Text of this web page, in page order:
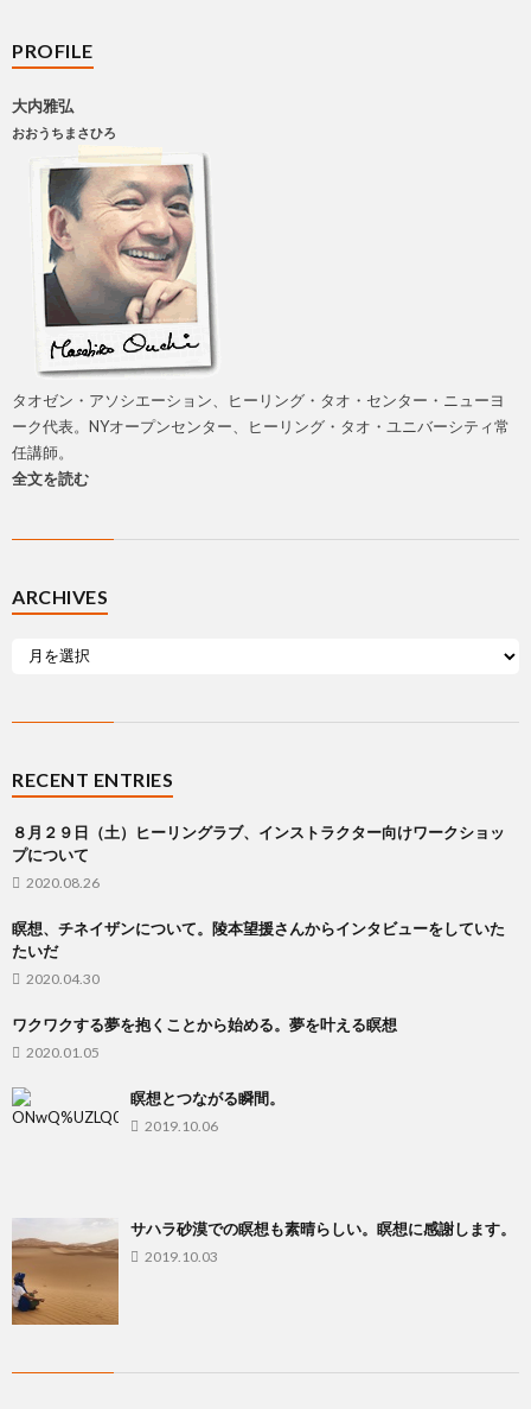
PROFILE
大内雅弘
おおうちまさひろ
タオゼン・アソシエーション、ヒーリング・タオ・センター・ニューヨ
ーク代表。NYオープンセンター、ヒーリング・タオ・ユニバーシティ常
任講師。
全文を読む
ARCHIVES
RECENT ENTRIES
８月２９日（土）ヒーリングラブ、インストラクター向けワークショッ
プについて
2020.08.26
瞑想、チネイザンについて。陵本望援さんからインタビューをしていた
たいだ
2020.04.30
ワクワクする夢を抱くことから始める。夢を叶える瞑想
2020.01.05
瞑想とつながる瞬間。
2019.10.06
サハラ砂漠での瞑想も素晴らしい。瞑想に感謝します。
2019.10.03